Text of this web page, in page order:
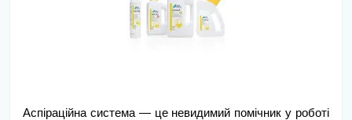
Аспіраційна система — це невидимий помічник у роботі